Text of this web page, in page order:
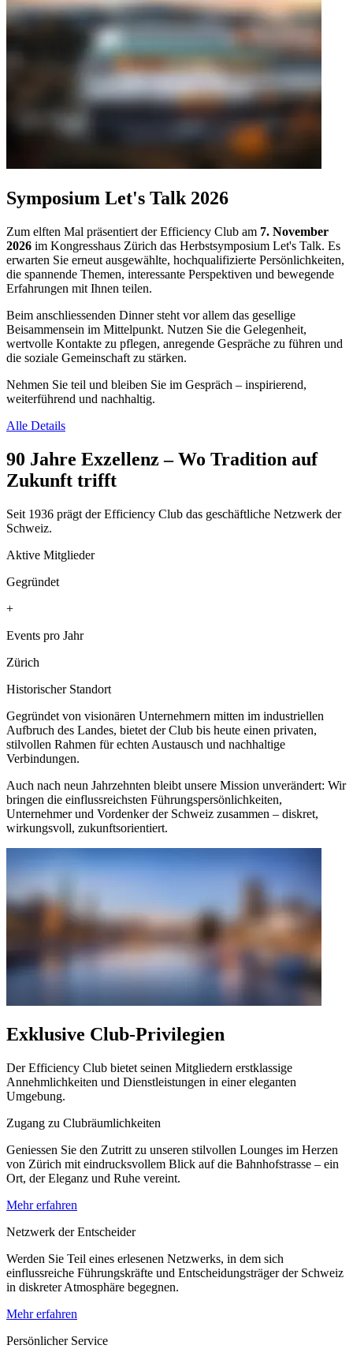
Symposium Let's Talk 2026
Zum elften Mal präsentiert der Efficiency Club am 7. November
2026 im Kongresshaus Zürich das Herbstsymposium Let's Talk. Es
erwarten Sie erneut ausgewählte, hochqualifizierte Persönlichkeiten,
die spannende Themen, interessante Perspektiven und bewegende
Erfahrungen mit Ihnen teilen.
Beim anschliessenden Dinner steht vor allem das gesellige
Beisammensein im Mittelpunkt. Nutzen Sie die Gelegenheit,
wertvolle Kontakte zu pflegen, anregende Gespräche zu führen und
die soziale Gemeinschaft zu stärken.
Nehmen Sie teil und bleiben Sie im Gespräch – inspirierend,
weiterführend und nachhaltig.
Alle Details
90 Jahre Exzellenz – Wo Tradition auf
Zukunft trifft
Seit 1936 prägt der Efficiency Club das geschäftliche Netzwerk der
Schweiz.
Aktive Mitglieder
Gegründet
+
Events pro Jahr
Zürich
Historischer Standort
Gegründet von visionären Unternehmern mitten im industriellen
Aufbruch des Landes, bietet der Club bis heute einen privaten,
stilvollen Rahmen für echten Austausch und nachhaltige
Verbindungen.
Auch nach neun Jahrzehnten bleibt unsere Mission unverändert: Wir
bringen die einflussreichsten Führungspersönlichkeiten,
Unternehmer und Vordenker der Schweiz zusammen – diskret,
wirkungsvoll, zukunftsorientiert.
Exklusive Club-Privilegien
Der Efficiency Club bietet seinen Mitgliedern erstklassige
Annehmlichkeiten und Dienstleistungen in einer eleganten
Umgebung.
Zugang zu Clubräumlichkeiten
Geniessen Sie den Zutritt zu unseren stilvollen Lounges im Herzen
von Zürich mit eindrucksvollem Blick auf die Bahnhofstrasse – ein
Ort, der Eleganz und Ruhe vereint.
Mehr erfahren
Netzwerk der Entscheider
Werden Sie Teil eines erlesenen Netzwerks, in dem sich
einflussreiche Führungskräfte und Entscheidungsträger der Schweiz
in diskreter Atmosphäre begegnen.
Mehr erfahren
Persönlicher Service